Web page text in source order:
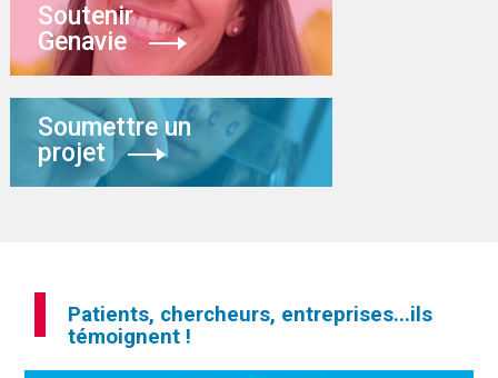
Soutenir
Genavie
Soumettre un
projet
Patients, chercheurs, entreprises...ils
témoignent !